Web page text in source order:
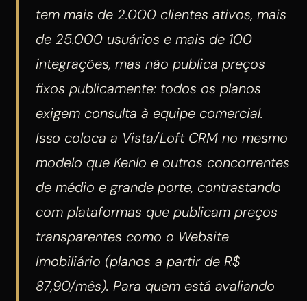
tem mais de 2.000 clientes ativos, mais
de 25.000 usuários e mais de 100
integrações, mas não publica preços
fixos publicamente: todos os planos
exigem consulta à equipe comercial.
Isso coloca a Vista/Loft CRM no mesmo
modelo que Kenlo e outros concorrentes
de médio e grande porte, contrastando
com plataformas que publicam preços
transparentes como o Website
Imobiliário (planos a partir de R$
87,90/mês). Para quem está avaliando